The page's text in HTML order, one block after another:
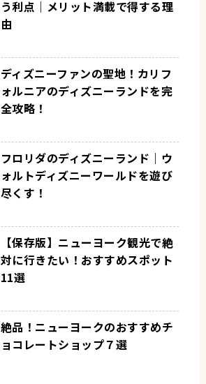
う利点｜メリット満載で得する理
由
ディズニーファンの聖地！カリフ
ォルニアのディズニーランドを完
全攻略！
フロリダのディズニーランド｜ウ
ォルトディズニーワールドを遊び
尽くす！
【保存版】ニューヨーク観光で絶
対に行きたい！おすすめスポット
11選
絶品！ニューヨークのおすすめチ
ョコレートショップ７選